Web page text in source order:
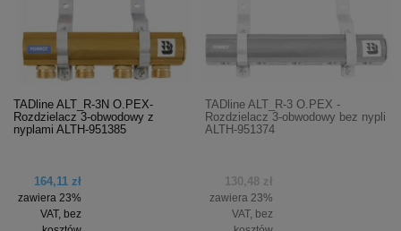
TADline ALT_R-3N O.PEX-
Rozdzielacz 3-obwodowy z
nyplami ALTH-951385
164,11 zł
zawiera 23%
VAT, bez
TADline ALT_R-3 O.PEX -
Rozdzielacz 3-obwodowy bez nypli
ALTH-951374
130,48 zł
zawiera 23%
VAT, bez